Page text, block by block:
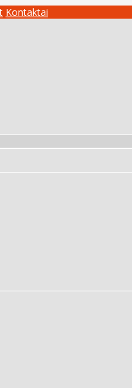
Kontaktai